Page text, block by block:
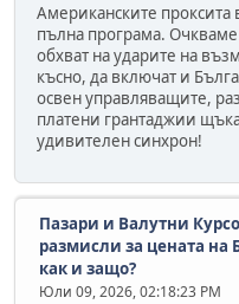
Американските проксита
пълна програма.
обхват на ударите на
късно, да включат и
освен управляващите,
платени грантаджии
удивителен синхрон!
Пазари и Валутни
размисли за цената на
как и защо?
Юли 09, 2026, 02:18:23 PM